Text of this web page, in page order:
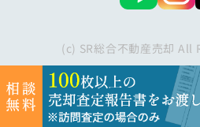
(c) SR総合不動産売却